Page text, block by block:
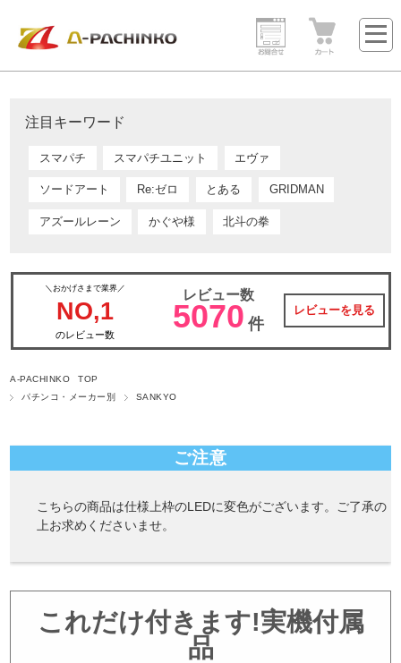
注目キーワード
スマパチ スマパチユニット エヴァ
ソードアート Re:ゼロ とある GRIDMAN
アズールレーン かぐや様 北斗の拳
＼おかげさまで業界／
NO,1
のレビュー数
レビュー数
5070 件
レビューを見る
A-PACHINKO TOP
パチンコ・メーカー別
SANKYO
ご注意
こちらの商品は仕様上枠のLEDに変色がございます。ご了承の
上お求めくださいませ。
これだけ付きます!実機付属
品